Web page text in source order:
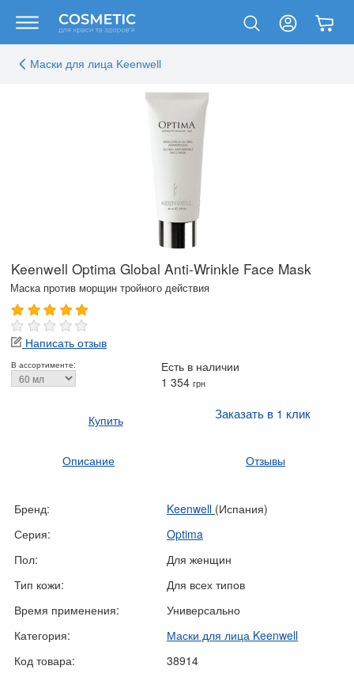
Маски для лица Keenwell
Keenwell Optima Global Anti-Wrinkle Face Mask
Маска против морщин тройного действия
Написать отзыв
В ассортименте:
Есть в наличии
1 354 грн
Купить Заказать в 1 клик
Описание Отзывы
Бренд: Keenwell (Испания)
Серия:
Optima
Пол:
Для женщин
Тип кожи:
Для всех типов
Время применения:
Универсально
Категория:
Маски для лица Keenwell
Код товара:
38914